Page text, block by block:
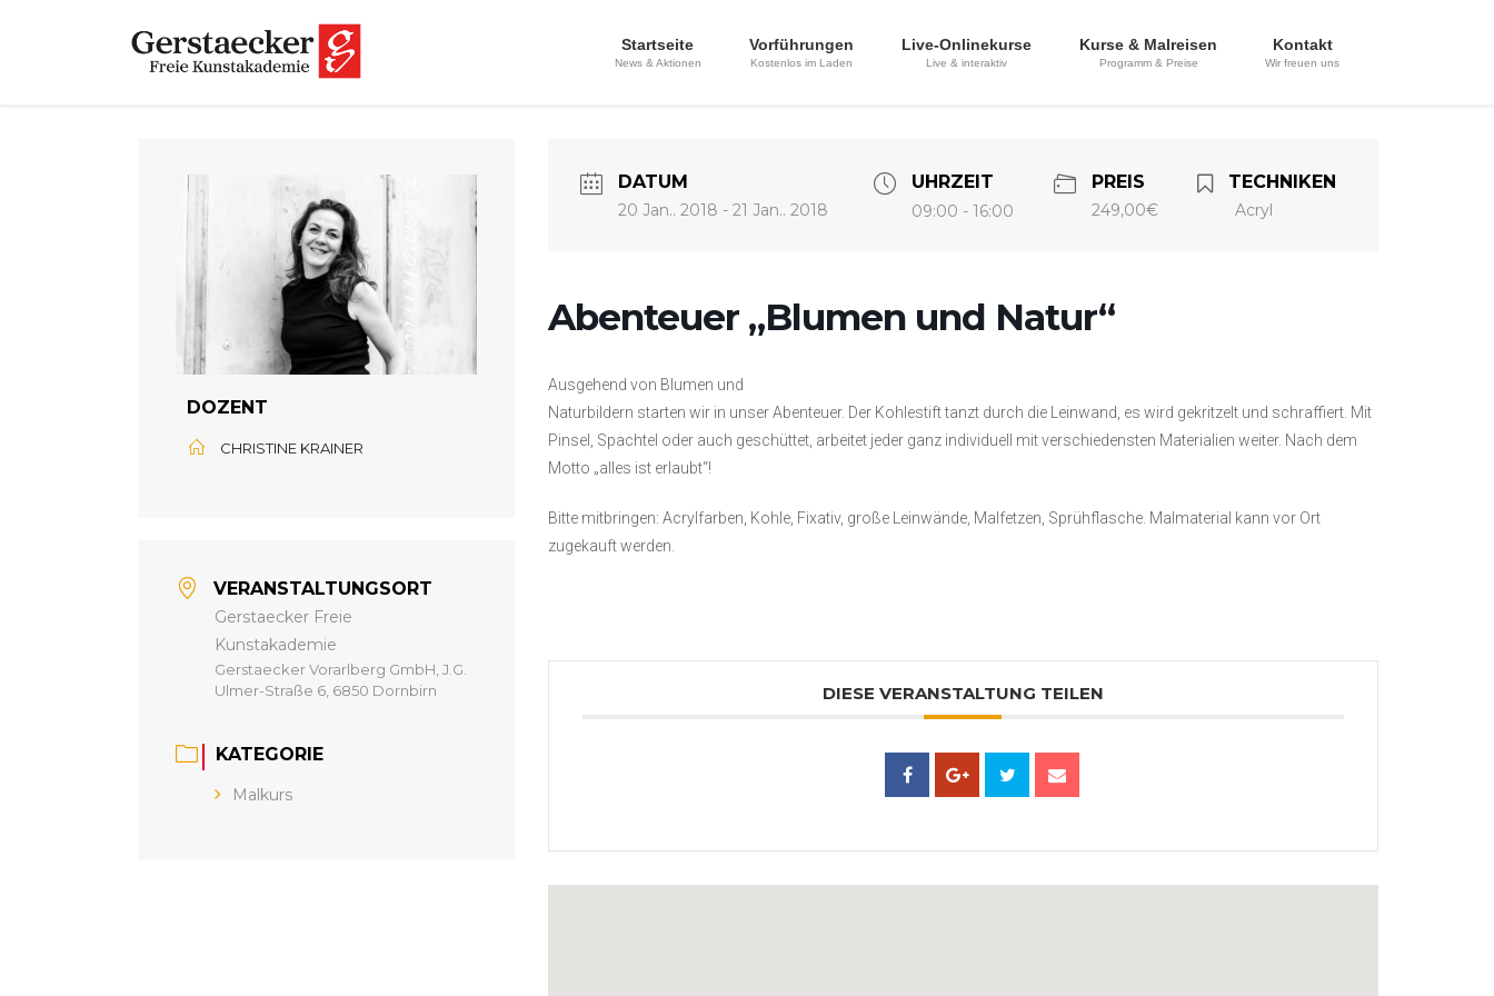
Startseite
News & Aktionen
Vorführungen
Kostenlos im Laden
Live-Onlinekurse
Live & interaktiv
Kurse & Malreisen
Programm & Preise
Kontakt
Wir freuen uns
DOZENT
CHRISTINE KRAINER
VERANSTALTUNGSORT
Gerstaecker Freie
Kunstakademie
Gerstaecker Vorarlberg GmbH, J.G.
Ulmer-Straße 6, 6850 Dornbirn
KATEGORIE
Malkurs
DATUM
20 Jan.. 2018 - 21 Jan.. 2018
UHRZEIT
09:00 - 16:00
PREIS
249,00€
TECHNIKEN
Acryl
Abenteuer „Blumen und Natur“
Ausgehend von Blumen und
Naturbildern starten wir in unser Abenteuer. Der Kohlestift tanzt durch die Leinwand, es wird gekritzelt und schraffiert. Mit
Pinsel, Spachtel oder auch geschüttet, arbeitet jeder ganz individuell mit verschiedensten Materialien weiter. Nach dem
Motto „alles ist erlaubt“!
Bitte mitbringen: Acrylfarben, Kohle, Fixativ, große Leinwände, Malfetzen, Sprühflasche. Malmaterial kann vor Ort
zugekauft werden.
DIESE VERANSTALTUNG TEILEN